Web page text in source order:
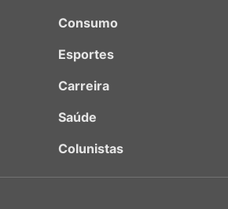
Consumo
Esportes
Carreira
Saúde
Colunistas